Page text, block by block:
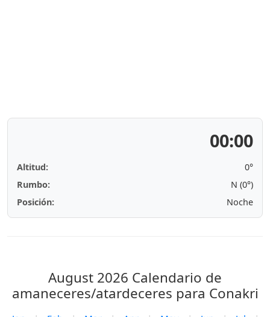
00:00
Altitud:
0°
Rumbo:
N (0°)
Posición:
Noche
August 2026 Calendario de
amaneceres/atardeceres para Conakri